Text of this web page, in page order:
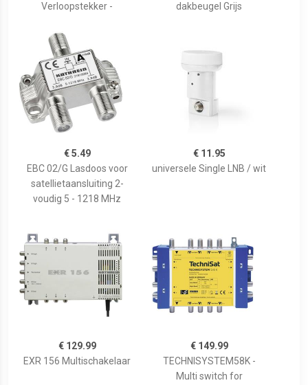
Verloopstekker -
dakbeugel Grijs
€ 5.49
EBC 02/G Lasdoos voor
satellietaansluiting 2-
voudig 5 - 1218 MHz
€ 11.95
universele Single LNB / wit
€ 129.99
EXR 156 Multischakelaar
€ 149.99
TECHNISYSTEM58K -
Multi switch for